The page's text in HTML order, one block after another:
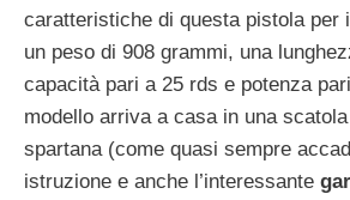
caratteristiche di questa pistola per
un peso di 908 grammi, una
capacità pari a 25 rds e potenza
modello arriva a casa in una
spartana (come quasi sempre
istruzione e anche l’interessante